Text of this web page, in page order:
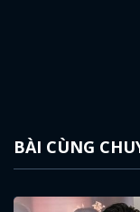
BÀI CÙNG